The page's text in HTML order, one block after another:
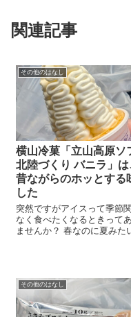
関連記事
その他のはなし
横山冷菓「立山高原ソ
北陸づくり バニラ」は
昔ながらのホッとする
した
突然ですがアイスって季節
なく食べたくなるときって
ませんか？ 春なのに夏みた
かの夏日、車を走らせた先
その日は3...
その他のはなし